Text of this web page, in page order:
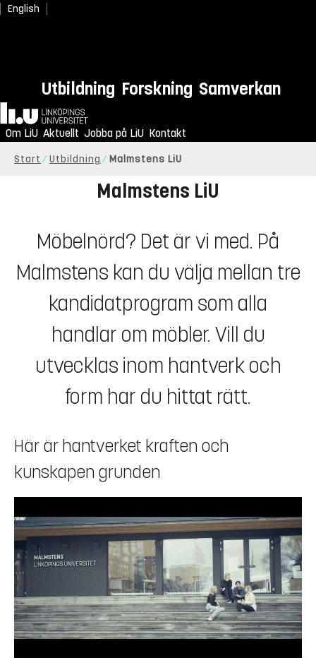
English
Utbildning Forskning Samverkan
Hem
Om LiU Aktuellt Jobba på LiU Kontakt
Våga satsa på drömmen.
Den du alltid haft eller nyss upptäckt.
Start Utbildning Malmstens LiU
Malmstens LiU
Möbelnörd? Det är vi med. På
Malmstens kan du välja mellan tre
kandidatprogram som alla
handlar om möbler. Vill du
utvecklas inom hantverk och
form har du hittat rätt.
Här är hantverket kraften och
kunskapen grunden